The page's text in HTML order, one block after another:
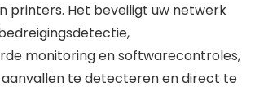
printers. Het beveiligt uw netwerk
monitoring en softwarecontroles,
te detecteren en direct te